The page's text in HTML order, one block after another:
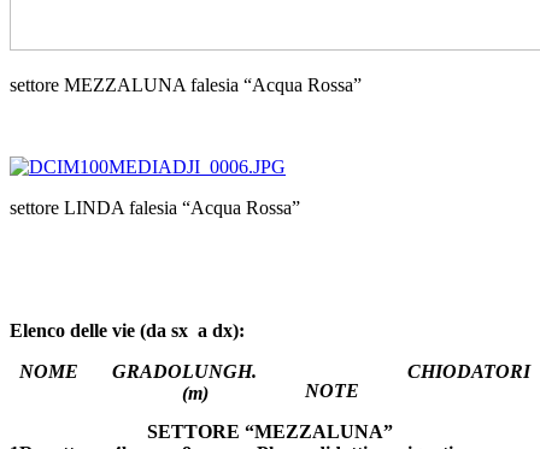
settore MEZZALUNA falesia “Acqua Rossa”
settore LINDA falesia “Acqua Rossa”
Elenco delle vie (da sx a dx):
NOME
GRADOLUNGH.
(m)
NOTE
CHIODATORI
SETTORE “MEZZALUNA”